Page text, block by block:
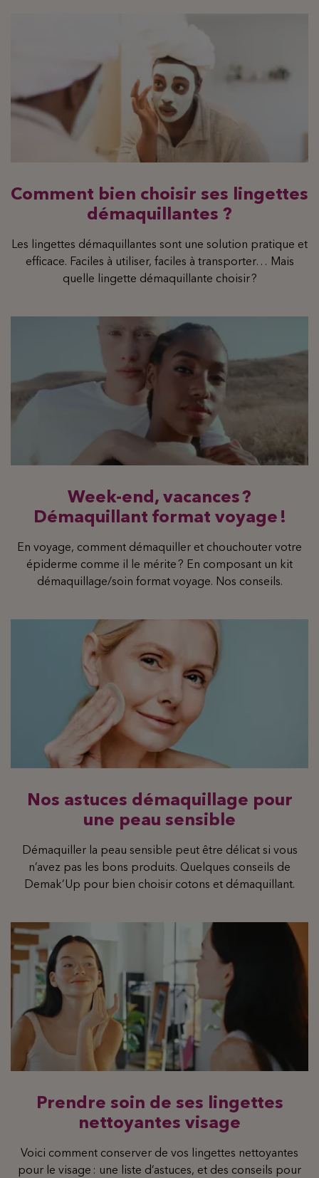
Comment bien choisir ses lingettes
démaquillantes ?
Les lingettes démaquillantes sont une solution pratique et
efficace. Faciles à utiliser, faciles à transporter… Mais
quelle lingette démaquillante choisir ?
Week-end, vacances ?
Démaquillant format voyage !
En voyage, comment démaquiller et chouchouter votre
épiderme comme il le mérite ? En composant un kit
démaquillage/soin format voyage. Nos conseils.
Nos astuces démaquillage pour
une peau sensible
Démaquiller la peau sensible peut être délicat si vous
n’avez pas les bons produits. Quelques conseils de
Demak’Up pour bien choisir cotons et démaquillant.
Prendre soin de ses lingettes
nettoyantes visage
Voici comment conserver de vos lingettes nettoyantes
pour le visage : une liste d’astuces, et des conseils pour